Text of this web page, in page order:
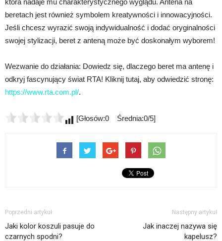
beretach jest również symbolem kreatywności i innowacyjności.
Jeśli chcesz wyrazić swoją indywidualność i dodać oryginalności
swojej stylizacji, beret z anteną może być doskonałym wyborem!
Wezwanie do działania: Dowiedz się, dlaczego beret ma antenę i
odkryj fascynujący świat RTA! Kliknij tutaj, aby odwiedzić stronę:
https://www.rta.com.pl/.
[Głosów:0 Średnia:0/5]
Poprzedni artykuł
Jaki kolor koszuli pasuje do
czarnych spodni?
Następny artykuł
Jak inaczej nazywa się
kapelusz?